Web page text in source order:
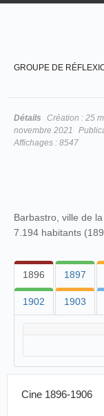
GROUPE DE
Détails Création : 25
novembre 2021
Affichages : 8547
Barbastro, ville de
7.194 habitants
1896 1897
1902 1903
Cine 1896-1906